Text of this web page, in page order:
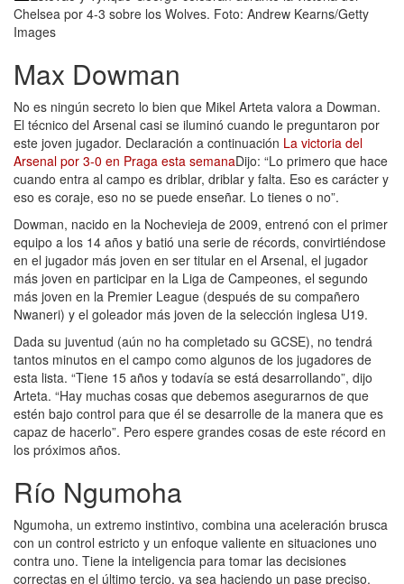
Chelsea por 4-3 sobre los Wolves. Foto: Andrew Kearns/Getty
Images
Max Dowman
No es ningún secreto lo bien que Mikel Arteta valora a Dowman.
El técnico del Arsenal casi se iluminó cuando le preguntaron por
este joven jugador. Declaración a continuación La victoria del
Arsenal por 3-0 en Praga esta semanaDijo: “Lo primero que hace
cuando entra al campo es driblar, driblar y falta. Eso es carácter y
eso es coraje, eso no se puede enseñar. Lo tienes o no”.
Dowman, nacido en la Nochevieja de 2009, entrenó con el primer
equipo a los 14 años y batió una serie de récords, convirtiéndose
en el jugador más joven en ser titular en el Arsenal, el jugador
más joven en participar en la Liga de Campeones, el segundo
más joven en la Premier League (después de su compañero
Nwaneri) y el goleador más joven de la selección inglesa U19.
Dada su juventud (aún no ha completado su GCSE), no tendrá
tantos minutos en el campo como algunos de los jugadores de
esta lista. “Tiene 15 años y todavía se está desarrollando”, dijo
Arteta. “Hay muchas cosas que debemos asegurarnos de que
estén bajo control para que él se desarrolle de la manera que es
capaz de hacerlo”. Pero espere grandes cosas de este récord en
los próximos años.
Río Ngumoha
Ngumoha, un extremo instintivo, combina una aceleración brusca
con un control estricto y un enfoque valiente en situaciones uno
contra uno. Tiene la inteligencia para tomar las decisiones
correctas en el último tercio, ya sea haciendo un pase preciso,